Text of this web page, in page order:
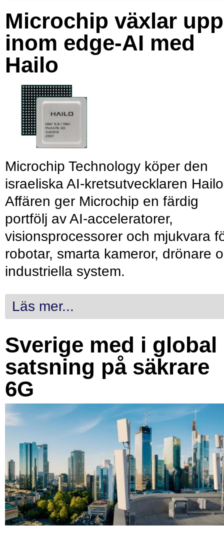
Microchip växlar upp
inom edge-AI med
Hailo
Microchip Technology köper den
israeliska AI-kretsutvecklaren
Affären ger Microchip en färdig
portfölj av AI-acceleratorer,
visionsprocessorer och mjukvara
robotar, smarta kameror, drönare
industriella system.
Läs mer...
Sverige med i global
satsning på säkrare
6G